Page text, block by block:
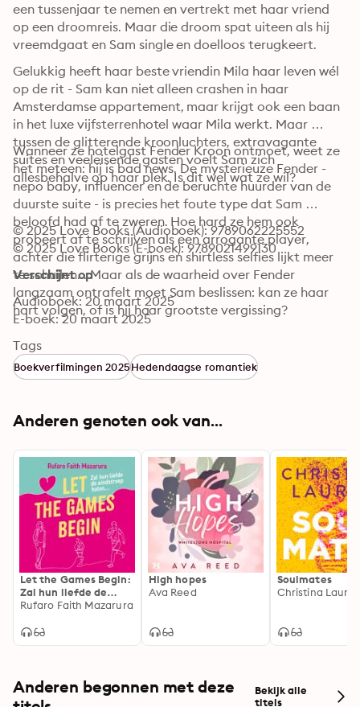
een tussenjaar te nemen en vertrekt met haar vriend
op een droomreis. Maar die droom spat uiteen als hij
vreemdgaat en Sam single en doelloos terugkeert.
Gelukkig heeft haar beste vriendin Mila haar leven wél
op de rit - Sam kan niet alleen crashen in haar
Amsterdamse appartement, maar krijgt ook een baan
in het luxe vijfsterrenhotel waar Mila werkt. Maar
tussen de glitterende kroonluchters, extravagante
suites en veeleisende gasten voelt Sam zich
allesbehalve op haar plek. Is dit wel wat ze wil?
Wanneer ze hotelgast Fender Kroon ontmoet, weet ze
het meteen: hij is bad news. De mysterieuze Fender -
nepo baby, influencer en de beruchte huurder van de
duurste suite - is precies het foute type dat Sam
beloofd had af te zweren. Hoe hard ze hem ook
probeert af te schrijven als een arrogante player,
achter die flirterige grijns en shirtless selfies lijkt meer
te schuilen... Maar als de waarheid over Fender
langzaam ontrafelt moet Sam beslissen: kan ze haar
hart volgen, of is hij haar grootste vergissing?
© 2025 Love Books (Audioboek): 9789062225552
© 2025 Love Books (E-boek): 9789021499130
Verschijnt op
Audioboek: 20 maart 2025
E-boek: 20 maart 2025
Tags
Boekverfilmingen 2025Hedendaagse romantiek
Anderen genoten ook van...
Let the Games Begin:
Zal hun liefde de
eindstreep halen...
Rufaro Faith Mazarura
High hopes
Ava Reed
Soulmates
Christina
Anderen begonnen met deze
Bekijk alle
titels